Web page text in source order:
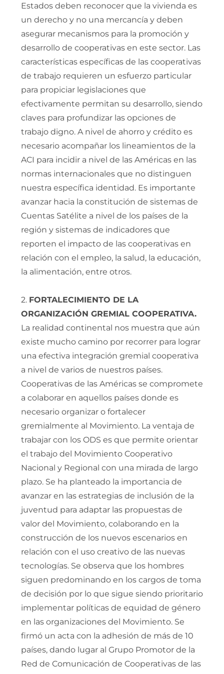
Estados deben reconocer que la vivienda es
un derecho y no una mercancía y deben
asegurar mecanismos para la promoción y
desarrollo de cooperativas en este sector. Las
características específicas de las cooperativas
de trabajo requieren un esfuerzo particular
para propiciar legislaciones que
efectivamente permitan su desarrollo, siendo
claves para profundizar las opciones de
trabajo digno. A nivel de ahorro y crédito es
necesario acompañar los lineamientos de la
ACI para incidir a nivel de las Américas en las
normas internacionales que no distinguen
nuestra específica identidad. Es importante
avanzar hacia la constitución de sistemas de
Cuentas Satélite a nivel de los países de la
región y sistemas de indicadores que
reporten el impacto de las cooperativas en
relación con el empleo, la salud, la educación,
la alimentación, entre otros.
2. FORTALECIMIENTO DE LA
ORGANIZACIÓN GREMIAL COOPERATIVA.
La realidad continental nos muestra que aún
existe mucho camino por recorrer para lograr
una efectiva integración gremial cooperativa
a nivel de varios de nuestros países.
Cooperativas de las Américas se compromete
a colaborar en aquellos países donde es
necesario organizar o fortalecer
gremialmente al Movimiento. La ventaja de
trabajar con los ODS es que permite orientar
el trabajo del Movimiento Cooperativo
Nacional y Regional con una mirada de largo
plazo. Se ha planteado la importancia de
avanzar en las estrategias de inclusión de la
juventud para adaptar las propuestas de
valor del Movimiento, colaborando en la
construcción de los nuevos escenarios en
relación con el uso creativo de las nuevas
tecnologías. Se observa que los hombres
siguen predominando en los cargos de toma
de decisión por lo que sigue siendo prioritario
implementar políticas de equidad de género
en las organizaciones del Movimiento. Se
firmó un acta con la adhesión de más de 10
países, dando lugar al Grupo Promotor de la
Red de Comunicación de Cooperativas de las